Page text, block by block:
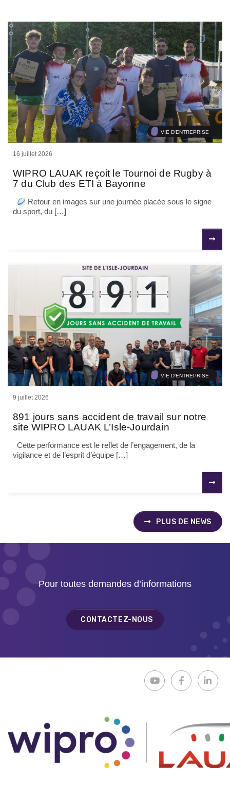
VIE D'ENTREPRISE
16 juillet 2026
WIPRO LAUAK reçoit le Tournoi de Rugby à
7 du Club des ETI à Bayonne
Retour en images sur une journée placée sous le signe
du sport, du […]
VIE D'ENTREPRISE
9 juillet 2026
891 jours sans accident de travail sur notre
site WIPRO LAUAK L’Isle-Jourdain
Cette performance est le reflet de l’engagement, de la
vigilance et de l’esprit d’équipe […]
PLUS DE NEWS
Pour toutes demandes d’informations
CONTACTEZ-NOUS